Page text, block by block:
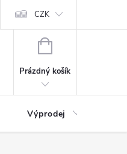
Vrácení, výměna nebo
CZK
NÁKUPNÍ
Prázdný košík
Výprodej